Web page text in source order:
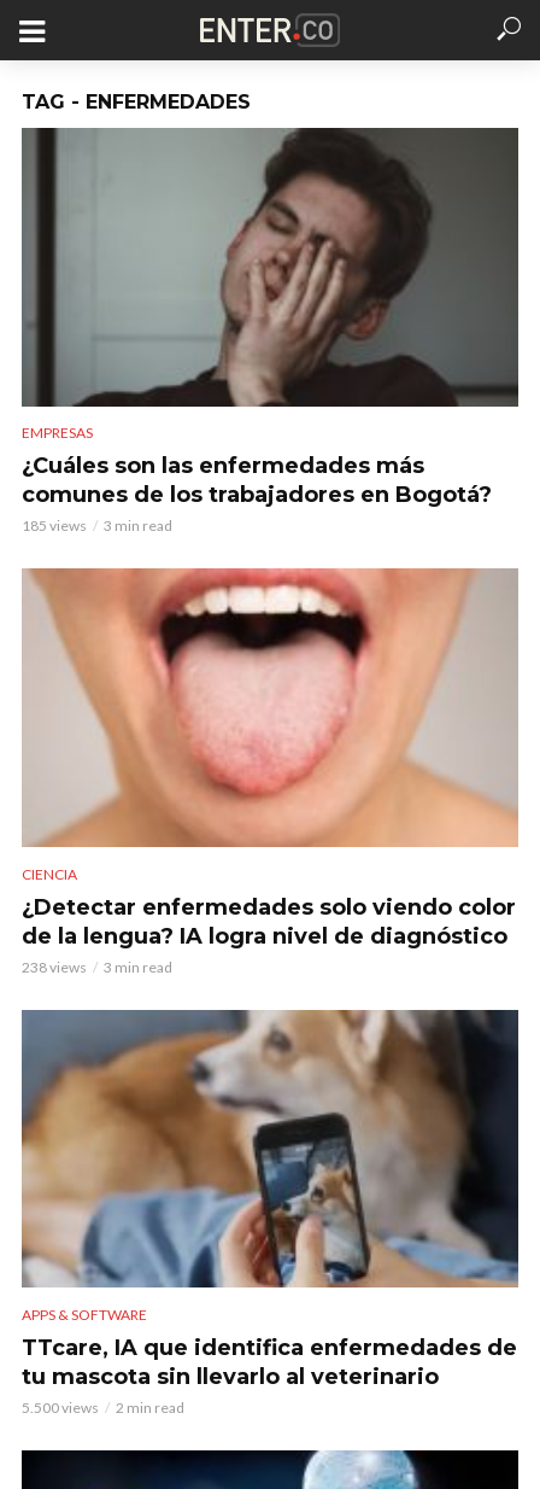
TAG - ENFERMEDADES
EMPRESAS
¿Cuáles son las enfermedades más
comunes de los trabajadores en Bogotá?
185 views 3 min read
CIENCIA
¿Detectar enfermedades solo viendo color
de la lengua? IA logra nivel de diagnóstico
238 views 3 min read
APPS & SOFTWARE
TTcare, IA que identifica enfermedades de
tu mascota sin llevarlo al veterinario
5.500 views 2 min read